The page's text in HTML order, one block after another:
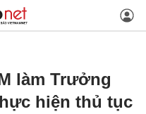
làm Trưởng
hiện thủ tục